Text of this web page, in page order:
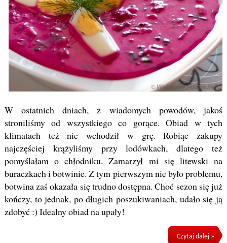
W ostatnich dniach, z wiadomych powodów, jakoś
stroniliśmy od wszystkiego co gorące. Obiad w tych
klimatach też nie wchodził w grę. Robiąc zakupy
najczęściej krążyliśmy przy lodówkach, dlatego też
pomyślałam o chłodniku. Zamarzył mi się litewski na
buraczkach i botwinie. Z tym pierwszym nie było problemu,
botwina zaś okazała się trudno dostępna. Choć sezon się już
kończy, to jednak, po długich poszukiwaniach, udało się ją
zdobyć :) Idealny obiad na upały!
Czytaj dalej »